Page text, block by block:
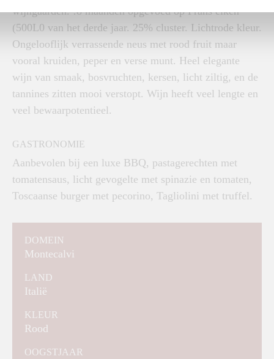
wijngaarden. !8 maanden opgevoed op Frans eiken
(500L0 van het derde jaar. 25% cluster. Lichtrode kleur.
Ongelooflijk verrassende neus met rood fruit maar
vooral kruiden, peper en verse munt. Heel elegante
wijn van smaak, bosvruchten, kersen, licht ziltig, en de
tannines zitten mooi verstopt. Wijn heeft veel lengte en
veel bewaarpotentieel.
GASTRONOMIE
Aanbevolen bij een luxe BBQ, pastagerechten met
tomatensaus, licht gevogelte met spinazie en tomaten,
Toscaanse burger met pecorino, Tagliolini met truffel.
DOMEIN
Montecalvi
LAND
Italië
KLEUR
Rood
OOGSTJAAR